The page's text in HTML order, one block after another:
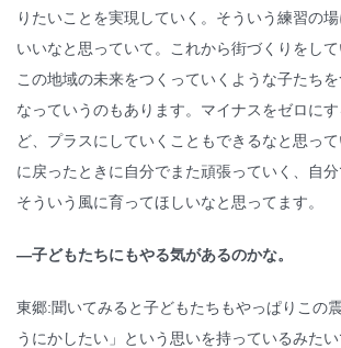
りたいことを実現していく。そういう練習の
いいなと思っていて。これから街づくりをし
この地域の未来をつくっていくような子たち
なっていうのもあります。マイナスをゼロに
ど、プラスにしていくこともできるなと思っ
に戻ったときに自分でまた頑張っていく、自分
そういう風に育ってほしいなと思ってます。
―子どもたちにもやる気があるのかな。
東郷:聞いてみると子どもたちもやっぱりこの
うにかしたい」という思いを持っているみた